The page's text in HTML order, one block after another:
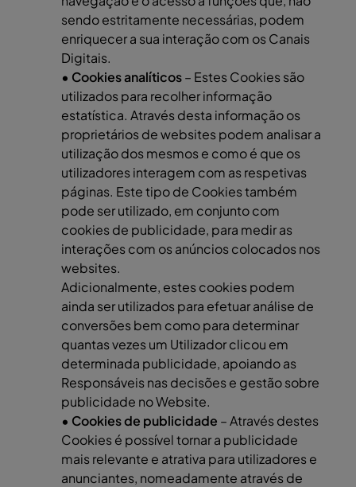
sendo estritamente necessárias, podem
enriquecer a sua interação com os Canais
Digitais.
• Cookies analíticos– Estes Cookies são
utilizados para recolher informação
estatística. Através desta informação os
proprietários de websites podem analisar a
utilização dos mesmos e como é que os
utilizadores interagem com as respetivas
páginas. Este tipo de Cookies também
pode ser utilizado, em conjunto com
cookies de publicidade, para medir as
interações com os anúncios colocados nos
websites.
Adicionalmente, estes cookies podem
ainda ser utilizados para efetuar análise de
conversões bem como para determinar
quantas vezes um Utilizador clicou em
determinada publicidade, apoiando as
Responsáveis nas decisões e gestão sobre
publicidade no Website.
• Cookies de publicidade – Através destes
Cookies é possível tornar a publicidade
mais relevante e atrativa para utilizadores e
anunciantes, nomeadamente através de